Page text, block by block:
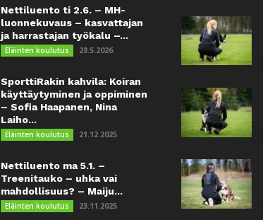
Nettiluento ti 2.6. – MH-
luonnekuvaus – kasvattajan
ja harrastajan työkalu –...
Eläinten koulutus 28.5.2026
SporttiRakin kahvila: Koiran
käyttäytyminen ja oppiminen
– Sofia Haapanen, Nina
Laiho...
Eläinten koulutus 21.12.2025
Nettiluento ma 5.1. –
Treenitauko – uhka vai
mahdollisuus? – Maiju...
Eläinten koulutus 23.11.2025